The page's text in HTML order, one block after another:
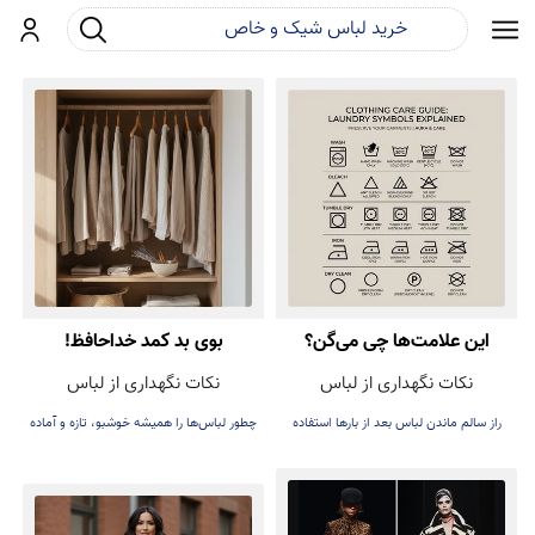
ورودجست و جو
این علامت‌ها چی می‌گن؟
نکات نگهداری از لباس
راز سالم ماندن لباس بعد از بارها استفاده
بوی بد کمد خداحافظ!
نکات نگهداری از لباس
چطور لباس‌ها را همیشه خوشبو، تازه و آماده